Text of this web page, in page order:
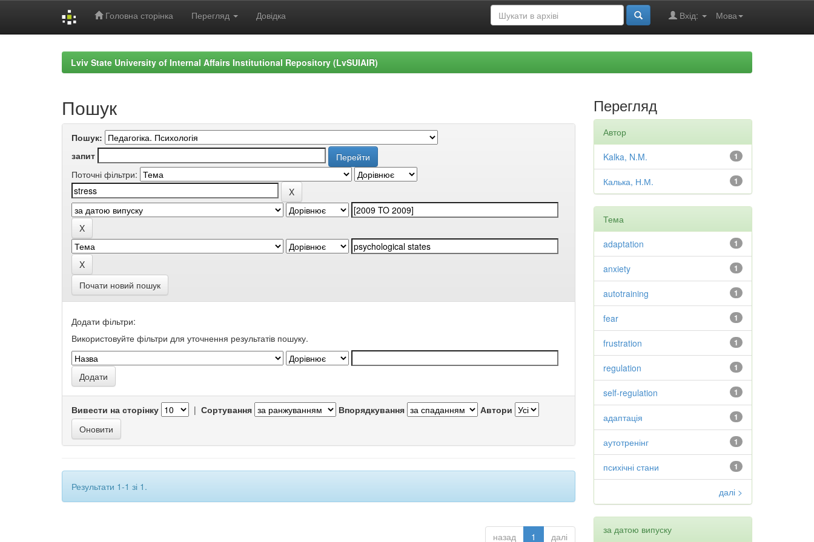
Головна сторінка Перегляд Довідка Мова
Вхід:
Lviv State University of Internal Affairs Institutional Repository (LvSUIAIR)
Пошук
Пошук:
запит
Поточні фільтри:
Почати новий пошук
Додати фільтри:
Використовуйте фільтри для уточнення результатів пошуку.
Вивести на сторінку | Сортування Впорядкування Автори
Результати 1-1 зі 1.
назад 1 далі
Перегляд
Автор
1
Kalka, N.M.
1
Калька, Н.М.
Тема
1
adaptation
1
anxiety
1
autotraining
1
fear
1
frustration
1
regulation
1
self-regulation
1
адаптація
1
аутотренінг
1
психічні стани
далі >
за датою випуску